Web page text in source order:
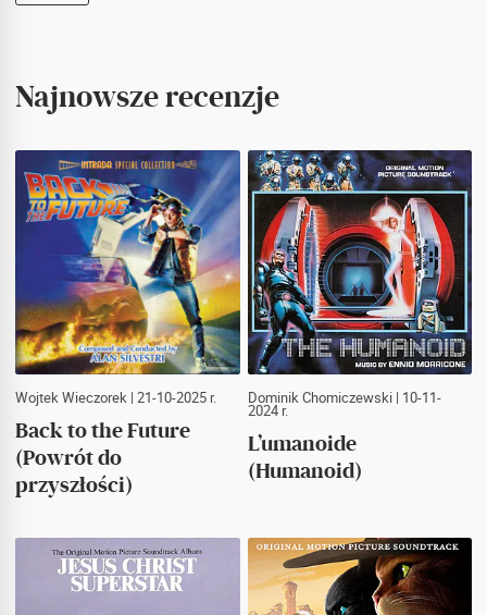
Najnowsze recenzje
Wojtek Wieczorek | 21-10-2025 r.
Back to the Future
(Powrót do
przyszłości)
Dominik Chomiczewski| 10-11-
2024 r.
L’umanoide
(Humanoid)